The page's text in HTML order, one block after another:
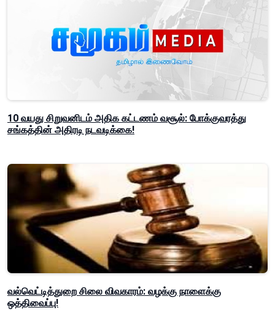
10 வயது சிறுவனிடம் அதிக கட்டணம் வசூல்: போக்குவரத்து
சங்கத்தின் அதிரடி நடவடிக்கை!
வல்வெட்டித்துறை சிலை விவகாரம்: வழக்கு நாளைக்கு
ஒத்திவைப்பு!